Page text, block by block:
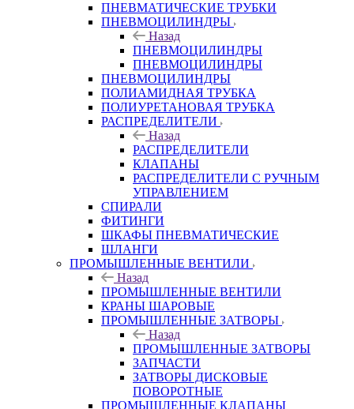
ПНЕВМАТИЧЕСКИЕ ТРУБКИ
ПНЕВМОЦИЛИНДРЫ
Назад
ПНЕВМОЦИЛИНДРЫ
ПНЕВМОЦИЛИНДРЫ
ПНЕВМОЦИЛИНДРЫ
ПОЛИАМИДНАЯ ТРУБКА
ПОЛИУРЕТАНОВАЯ ТРУБКА
РАСПРЕДЕЛИТЕЛИ
Назад
РАСПРЕДЕЛИТЕЛИ
КЛАПАНЫ
РАСПРЕДЕЛИТЕЛИ С РУЧНЫМ
УПРАВЛЕНИЕМ
СПИРАЛИ
ФИТИНГИ
ШКАФЫ ПНЕВМАТИЧЕСКИЕ
ШЛАНГИ
ПРОМЫШЛЕННЫЕ ВЕНТИЛИ
Назад
ПРОМЫШЛЕННЫЕ ВЕНТИЛИ
КРАНЫ ШАРОВЫЕ
ПРОМЫШЛЕННЫЕ ЗАТВОРЫ
Назад
ПРОМЫШЛЕННЫЕ ЗАТВОРЫ
ЗАПЧАСТИ
ЗАТВОРЫ ДИСКОВЫЕ
ПОВОРОТНЫЕ
ПРОМЫШЛЕННЫЕ КЛАПАНЫ